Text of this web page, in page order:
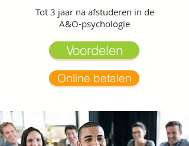
Tot 3 jaar na afstuderen in de
A&O-psychologie
Voordelen
Online betalen